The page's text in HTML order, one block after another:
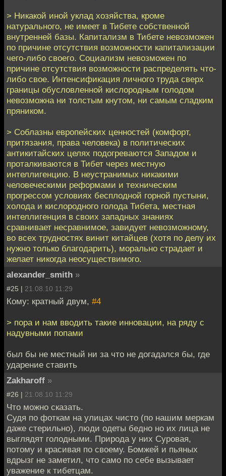
> Никакой иной уклад хозяйства, кроме
натурального, не имеет в Тибете собственной
внутренней базы. Капитализм в Тибете невозможен
по причине отсутствия возможности капитализации
чего-либо своего. Социализм невозможен по
причине отсутствия возможности распределять что-
либо свое. Интенсификация личного труда сверх
границы обусловленной кислородным голодом
невозможна ни толстым кнутом, ни самым сладким
пряником.
> Соблазны европейских ценностей (комфорт,
притязания, права человека) в политических
антикитайских целях подогреваются Западом и
проталкиваются в Тибет через местную
интеллигенцию. В неустранимых никакими
человеческими реформами и техническим
прогрессом условиях бесплодной горной пустыни,
холода и кислородного голода Тибета, местная
интеллигенция в своих западных знаниях
сравнивает несравнимое, завидует невозможному,
во всех трудностях винит китайцев (хотя по делу их
нужно только благодарить), морально страдает и
желает никогда неосуществимого.
alexander_smith »
#25 | 21.08.10 11:29
Кому: кратный двум, #4
> пора и нам вводить такие инновации, на ряду с
надувными попами
был бы не местный ни за что не догадался бы, где
ударение ставить
Zakharoff »
#26 | 21.08.10 11:29
Что можно сказать.
Судя по фоткам на улицах чисто (по нашим меркам
даже стерильно), люди одеты бедно но их лица не
выглядят голодными. Природа у них Суровая,
потому и красивая по своему. Бомжей и пьяных
вдрызг не заметил, что само по себе вызывает
уважение к тибетцам.